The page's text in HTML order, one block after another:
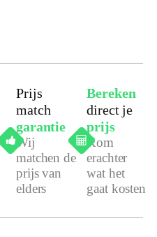
Prijs
match
garantie
Wij
matchen de
prijs van
elders
Bereken
direct je
prijs
Kom
erachter
wat het
gaat kosten